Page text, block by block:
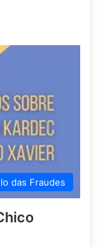
das Fraudes